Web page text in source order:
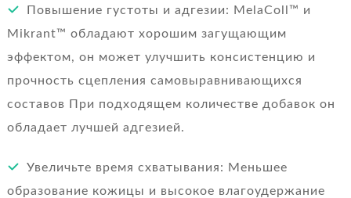
Повышение густоты и адгезии: MelaColl™ и
Mikrant™ обладают хорошим загущающим
эффектом, он может улучшить консистенцию и
прочность сцепления самовыравнивающихся
составов При подходящем количестве добавок он
обладает лучшей адгезией.
Увеличьте время схватывания: Меньшее
образование кожицы и высокое влагоудержание